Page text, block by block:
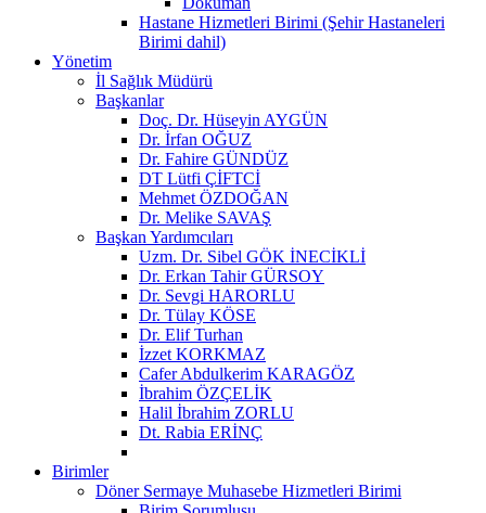
Hastane Hizmetleri Birimi (Şehir Hastaneleri
Birimi dahil)
Yönetim
İl Sağlık Müdürü
Başkanlar
Doç. Dr. Hüseyin AYGÜN
Dr. İrfan OĞUZ
Dr. Fahire GÜNDÜZ
DT Lütfi ÇİFTCİ
Mehmet ÖZDOĞAN
Dr. Melike SAVAŞ
Başkan Yardımcıları
Uzm. Dr. Sibel GÖK İNECİKLİ
Dr. Erkan Tahir GÜRSOY
Dr. Sevgi HARORLU
Dr. Tülay KÖSE
Dr. Elif Turhan
İzzet KORKMAZ
Cafer Abdulkerim KARAGÖZ
İbrahim ÖZÇELİK
Halil İbrahim ZORLU
Dt. Rabia ERİNÇ
Birimler
Döner Sermaye Muhasebe Hizmetleri Birimi